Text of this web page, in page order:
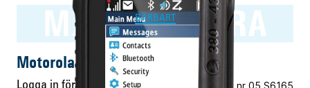
MXP600 TETRA
BÄRBART
Motorola MXP600 TETRA
Logga in för pris